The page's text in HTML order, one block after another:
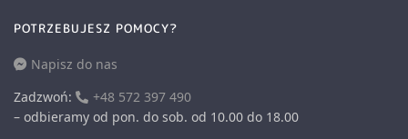
POTRZEBUJESZ POMOCY?
Napisz do nas
Zadzwoń:
+48 572 397 490
– odbieramy od pon. do sob. od 10.00 do 18.00